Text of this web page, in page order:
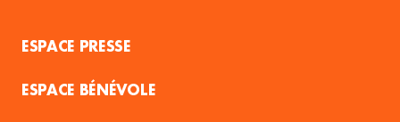
ESPACE PRESSE
ESPACE BÉNÉVOLE